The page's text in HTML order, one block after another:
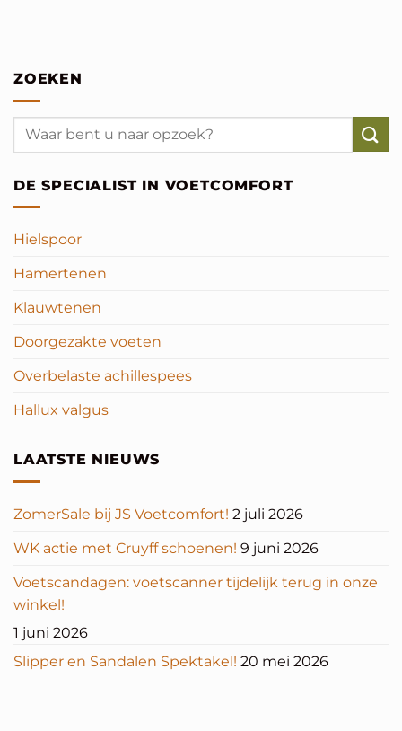
ZOEKEN
DE SPECIALIST IN VOETCOMFORT
Hielspoor
Hamertenen
Klauwtenen
Doorgezakte voeten
Overbelaste achillespees
Hallux valgus
LAATSTE NIEUWS
ZomerSale bij JS Voetcomfort! 2 juli 2026
WK actie met Cruyff schoenen! 9 juni 2026
Voetscandagen: voetscanner tijdelijk terug in onze
winkel!
1 juni 2026
Slipper en Sandalen Spektakel! 20 mei 2026